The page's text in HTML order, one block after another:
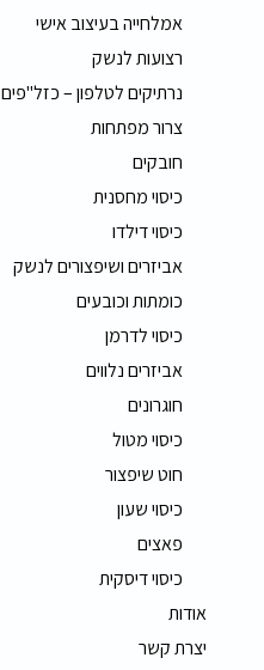
אמלחייה בעיצוב אישי
רצועות לנשק
נרתיקים לטלפון – כזל"פים
צרור מפתחות
חובקים
כיסוי מחסנית
כיסוי דילדו
אביזרים ושיפצורים לנשק
כומתות וכובעים
כיסוי לדרמן
אביזרים נלווים
חוגרונים
כיסוי מטול
חוט שיפצור
כיסוי שעון
פאצים
כיסוי דיסקית
אודות
יצרת קשר